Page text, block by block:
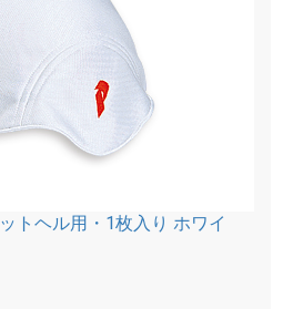
トヘル用・1枚入り ホワイ